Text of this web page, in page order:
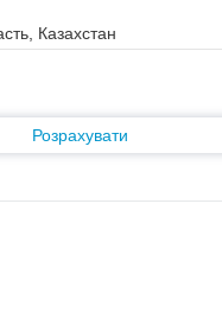
Розрахувати